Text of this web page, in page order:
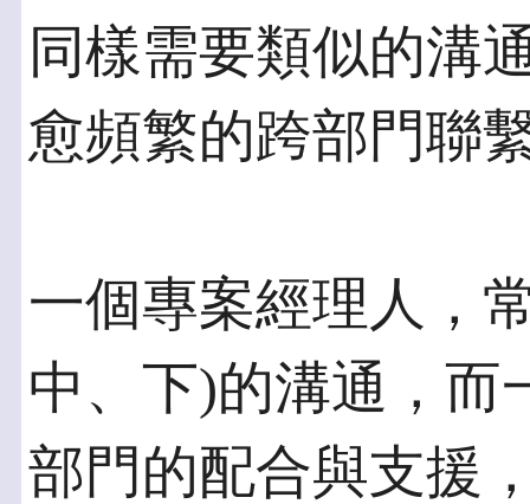
同樣需要類似的溝
愈頻繁的跨部門聯
一個專案經理人，
中、下)的溝通，而
部門的配合與支援